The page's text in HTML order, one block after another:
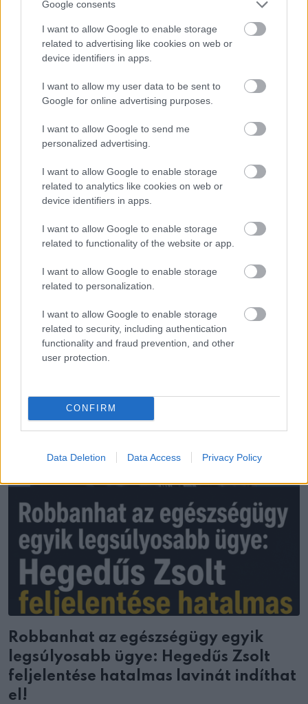
Google consents
I want to allow Google to enable storage
related to advertising like cookies on web or
device identifiers in apps.
I want to allow my user data to be sent to
Google for online advertising purposes.
I want to allow Google to send me
personalized advertising.
I want to allow Google to enable storage
related to analytics like cookies on web or
device identifiers in apps.
I want to allow Google to enable storage
related to functionality of the website or app.
I want to allow Google to enable storage
related to personalization.
I want to allow Google to enable storage
related to security, including authentication
functionality and fraud prevention, and other
user protection.
CONFIRM
Data Deletion Data Access Privacy Policy
,
Igazság
LEGÚJABB POSZTOK:
Robbanhat az egészségügy egyik
legsúlyosabb ügye: Hegedűs Zsolt
feljelentése hatalmas lavinát indíthat
el!